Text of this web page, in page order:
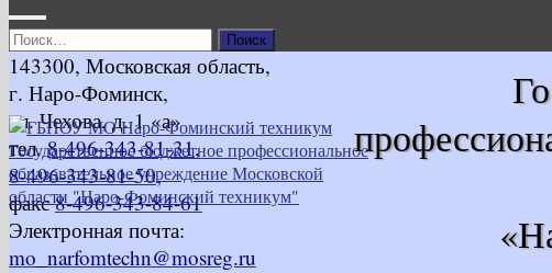
Найти:
143300, Московская область,
г. Наро-Фоминск,
ул. Чехова, д. 1 «а»
тел.8-496-343-81-31,
8-496-343-81-50,
факс8-496-343-84-61
Электронная почта:
mo_narfomtechn@mosreg.ru